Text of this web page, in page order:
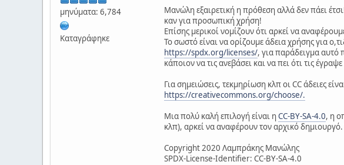
μηνύματα: 6,784
Καταγράφηκε
Μανώλη εξαιρετική η πρόθεση αλλά δεν πάει
καν για προσωπική χρήση!
Επίσης μερικοί νομίζουν ότι αρκεί να
Το σωστό είναι να ορίζουμε άδεια χρήσης για
https://spdx.org/licenses/, για παράδειγμα αυτό
κάποιον να τις ανεβάσει και να πει ότι τις
Για σημειώσεις, τεκμηρίωση κλπ οι CC άδειες
https://creativecommons.org/choose/.
Μια πολύ καλή επιλογή είναι ηCC-BY-SA-4.0, η
κλπ), αρκεί να αναφέρουν τον αρχικό
Copyright 2020 Λαμπράκης Μανώλης
SPDX-License-Identifier: CC-BY-SA-4.0